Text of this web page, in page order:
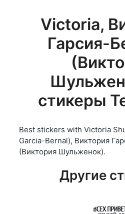
Victoria,
Гарсия-
стикеры
Best stickers with Victoria
Garcia-Bernal), Виктория
(Виктория Шульженок).
Другие